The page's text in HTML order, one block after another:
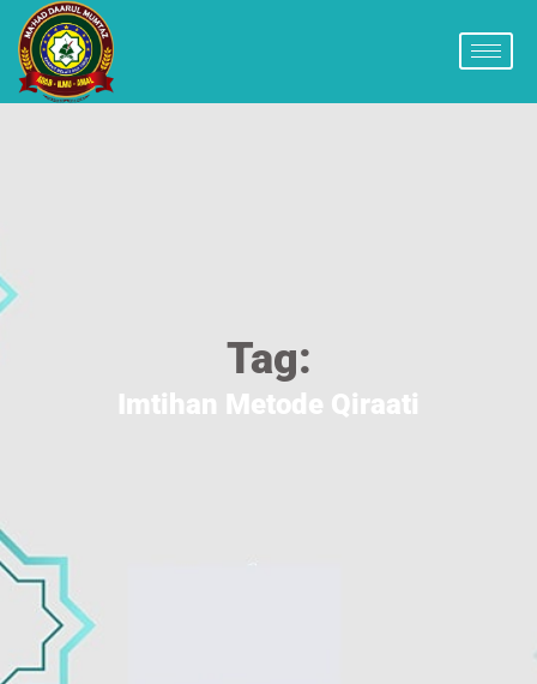
Tag:
Imtihan Metode Qiraati